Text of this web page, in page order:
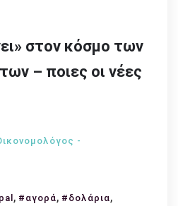
στον κόσμο των
– ποιες οι νέες
-
, #αγορά, #δολάρια,